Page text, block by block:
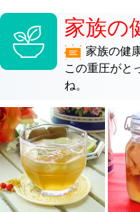
家族の
家族の健
この重圧がと
ね。